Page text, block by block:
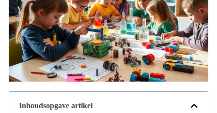
Inhoudsopgave artikel